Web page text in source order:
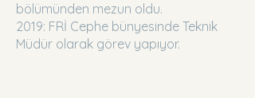
bölümünden mezun oldu.
2019: FRİ Cephe bünyesinde Teknik
Müdür olarak görev yapıyor.